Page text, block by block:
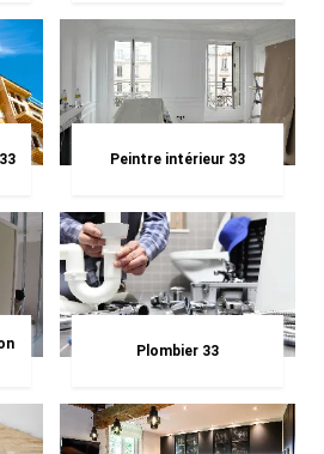
Peintre intérieur 33
Plombier 33